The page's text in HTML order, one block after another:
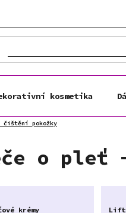
kosmetika
pokožky
o pleť
krémy